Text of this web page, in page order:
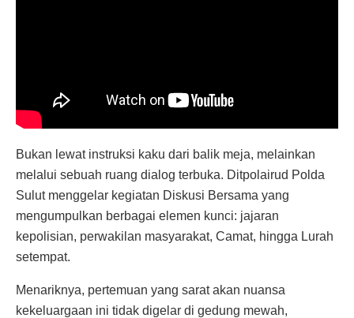
Bukan lewat instruksi kaku dari balik meja, melainkan
melalui sebuah ruang dialog terbuka. Ditpolairud Polda
Sulut menggelar kegiatan Diskusi Bersama yang
mengumpulkan berbagai elemen kunci: jajaran
kepolisian, perwakilan masyarakat, Camat, hingga Lurah
setempat.
Menariknya, pertemuan yang sarat akan nuansa
kekeluargaan ini tidak digelar di gedung mewah,